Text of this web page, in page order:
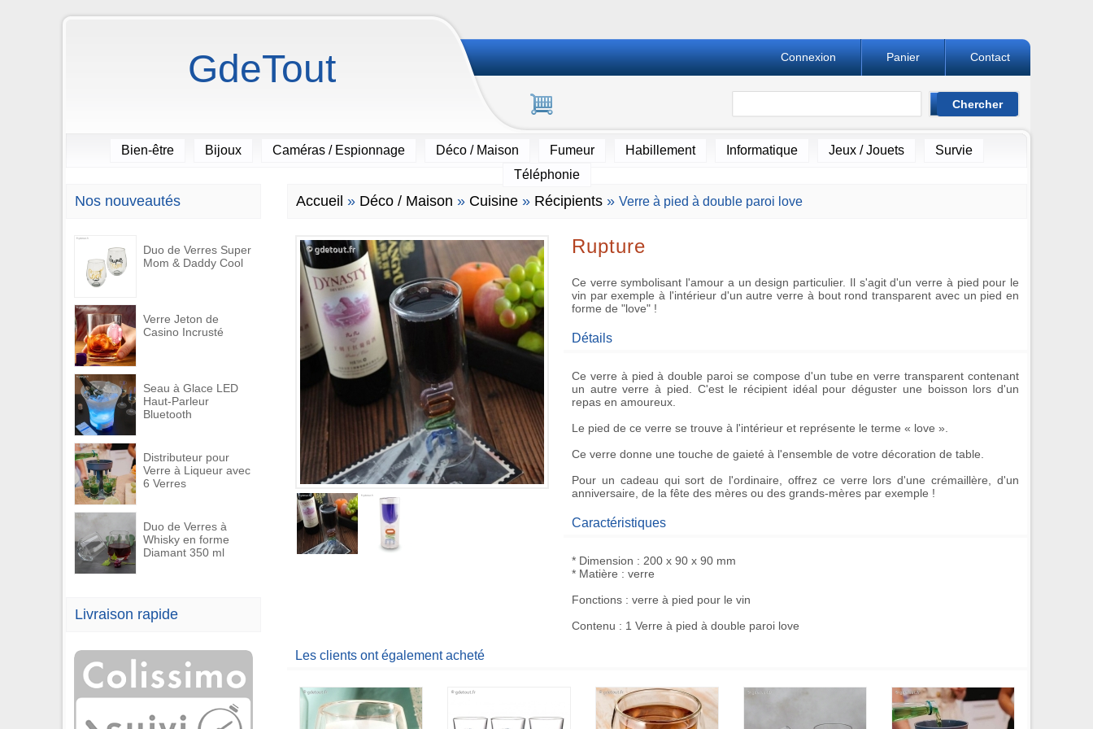
GdeTout Contact
Panier
Connexion
Bien-être Bijoux Caméras / Espionnage Déco / Maison Fumeur Habillement Informatique Jeux / Jouets
Survie
Téléphonie
Nos nouveautés
Duo de Verres Super
Mom & Daddy Cool
Verre Jeton de
Casino Incrusté
Seau à Glace LED
Haut-Parleur
Bluetooth
Distributeur pour
Verre à Liqueur avec
6 Verres
Duo de Verres à
Whisky en forme
Diamant 350 ml
Livraison rapide
Accueil » Déco / Maison » Cuisine » Récipients » Verre à pied à double paroi love
Rupture
Ce verre symbolisant l'amour a un design particulier. Il s'agit d'un verre à pied pour le
vin par exemple à l'intérieur d'un autre verre à bout rond transparent avec un pied en
forme de "love" !
Détails
Ce verre à pied à double paroi se compose d'un tube en verre transparent contenant
un autre verre à pied. C'est le récipient idéal pour déguster une boisson lors d'un
repas en amoureux.
Le pied de ce verre se trouve à l'intérieur et représente le terme « love ».
Ce verre donne une touche de gaieté à l'ensemble de votre décoration de table.
Pour un cadeau qui sort de l'ordinaire, offrez ce verre lors d'une crémaillère, d'un
anniversaire, de la fête des mères ou des grands-mères par exemple !
Caractéristiques
* Dimension : 200 x 90 x 90 mm
* Matière : verre
Fonctions : verre à pied pour le vin
Contenu : 1 Verre à pied à double paroi love
Les clients ont également acheté